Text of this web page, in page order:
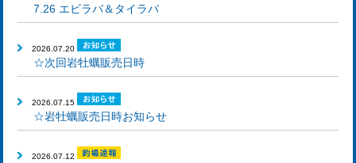
7.26 エビラバ＆タイラバ
2026.07.20
☆次回岩牡蠣販売日時
2026.07.15
☆岩牡蠣販売日時お知らせ
2026.07.12